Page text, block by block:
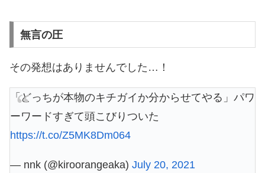
無言の圧
その発想はありませんでした…！
「どっちが本物のキチガイか分からせてやる」パワ
ーワードすぎて頭こびりついた
https://t.co/Z5MK8Dm064
— nnk (@kiroorangeaka) July 20, 2021